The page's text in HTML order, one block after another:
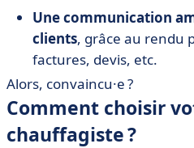
Une communication
clients, grâce au rendu
factures, devis, etc.
Alors, convaincu·e ?
Comment choisir
chauffagiste ?